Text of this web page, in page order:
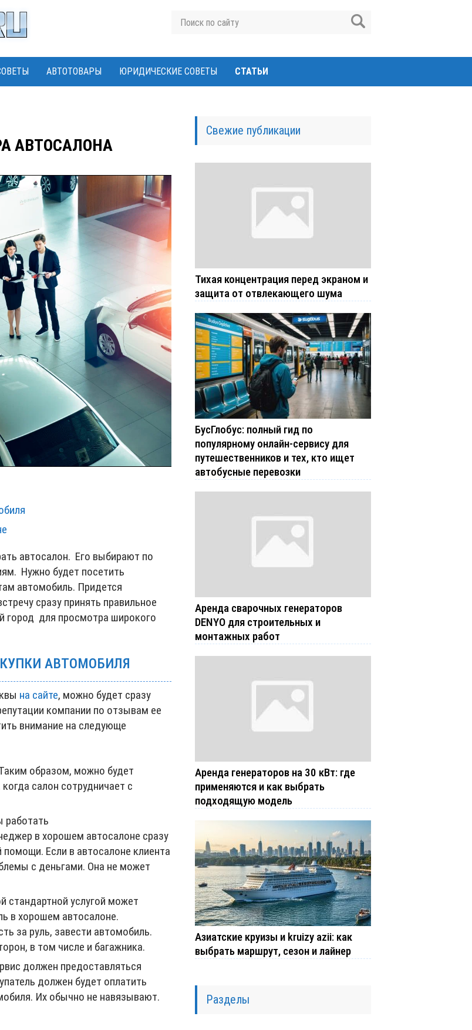
АВТОТОВАРЫ ЮРИДИЧЕСКИЕ СОВЕТЫ СТАТЬИ
АВТОСАЛОНА
автосалон. Его выбирают по
Нужно будет посетить
автомобиль. Придется
сразу принять правильное
город для просмотра широкого
АВТОМОБИЛЯ
на сайте, можно будет сразу
компании по отзывам ее
внимание на следующе
образом, можно будет
салон сотрудничает с
работать
в хорошем автосалоне сразу
Если в автосалоне клиента
с деньгами. Она не может
стандартной услугой может
в хорошем автосалоне.
за руль, завести автомобиль.
в том числе и багажника.
должен предоставляться
должен будет оплатить
Их обычно не навязывают.
Свежие публикации
Тихая концентрация перед экраном и
защита от отвлекающего шума
БусГлобус: полный гид по
популярному онлайн-сервису для
путешественников и тех, кто ищет
автобусные перевозки
Аренда сварочных генераторов
DENYO для строительных и
монтажных работ
Аренда генераторов на 30 кВт: где
применяются и как выбрать
подходящую модель
Азиатские круизы и kruizy azii: как
выбрать маршрут, сезон и лайнер
Разделы